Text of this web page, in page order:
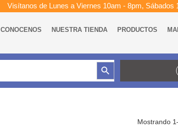
Visítanos de Lunes a Viernes 10am - 8pm, Sábados
CONOCENOS NUESTRA TIENDA PRODUCTOS
Botón de búsqueda
Mostrando